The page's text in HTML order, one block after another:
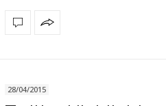
28/04/2015